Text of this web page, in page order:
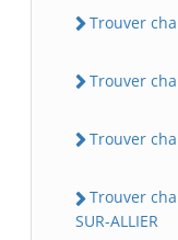
Trouver
Trouver
Trouver
Trouver
SUR-ALLIER